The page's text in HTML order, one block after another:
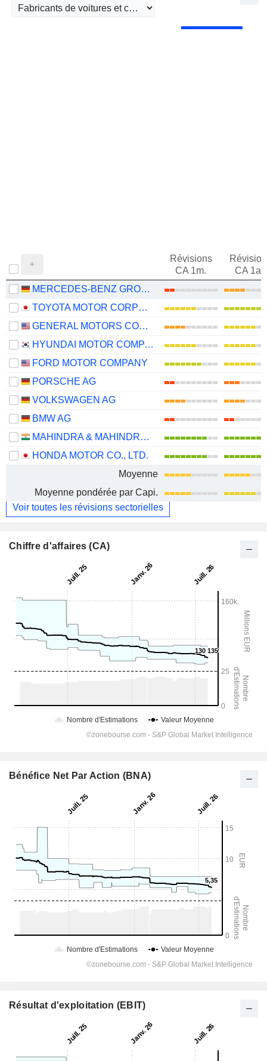
Révisions
CA 1m.
CA 1an
MERCEDES-BENZ GROUP AG
TOYOTA MOTOR CORPORATION
GENERAL MOTORS COMPANY
HYUNDAI MOTOR COMPANY
FORD MOTOR COMPANY
PORSCHE AG
VOLKSWAGEN AG
BMW AG
MAHINDRA & MAHINDRA LIMITED
HONDA MOTOR CO., LTD.
Moyenne
Moyenne pondérée par Capi.
Voir toutes les révisions sectorielles
Chiffre d'affaires (CA)
Bénéfice Net Par Action (BNA)
Résultat d'exploitation (EBIT)